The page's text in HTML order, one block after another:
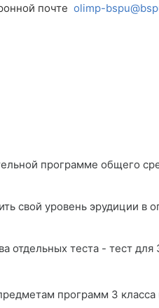
почте olimp-
программе общего
свой уровень эрудиции в
теста - тест для
программ 3 класса